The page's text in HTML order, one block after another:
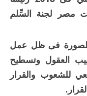
مصر لجنة السِّلم
فى ظل عمل
العقول وتسطيح
للشعوب والقرار